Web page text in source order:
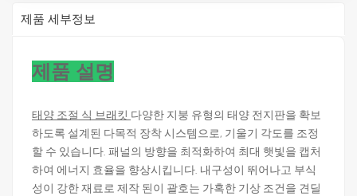
제품 세부정보
제품 설명
태양 조절 식 브래킷 다양한 지붕 유형의 태양 전지판을 확보
하도록 설계된 다목적 장착 시스템으로, 기울기 각도를 조정
할 수 있습니다. 패널의 방향을 최적화하여 최대 햇빛을 캡처
하여 에너지 효율을 향상시킵니다. 내구성이 뛰어나고 부식
성이 강한 재료로 제작 된이 괄호는 가혹한 기상 조건을 견딜